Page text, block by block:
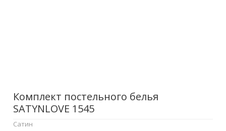
Комплект постельного белья
SATYNLOVE 1545
Сатин